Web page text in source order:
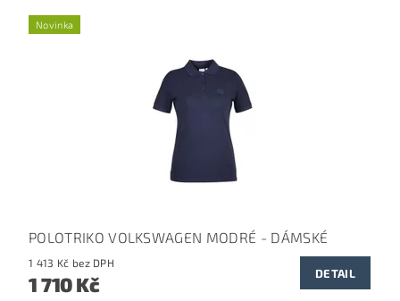
Novinka
POLOTRIKO VOLKSWAGEN MODRÉ - DÁMSKÉ
1 413 Kč bez DPH
1 710 Kč DETAIL